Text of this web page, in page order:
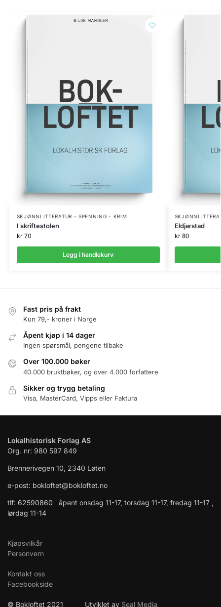
SKJØNNLITTERATUR - SPENNING - KRIM
I skriftestolen
kr70
Legg i handlekurv
Eldjarstad
kr80
Fast pris på frakt
Kun 79,- kroner i Norge
Åpent kjøp i 14 dager
Ingen spørsmål, pengene tilbake
Over 100.000 bøker
40.000 bruktbøker, og over 4.000 forfattere
Sikker og trygg betaling
Visa, MasterCard, Vipps eller Faktura
Lokalhistorisk Forlag AS
Org. nr: 980 597 849
Brennerivegen 10, 2340 Løten
e-post: bokloftet@bokloftet.no
tlf: 62590860 åpent onsdag 11-17, torsdag 11-17, fredag 11-17 ,
lørdag 11-14
Kjøpsvilkår
Personvern
Kontakt oss
Facebookside
© Bokloftet 2021 Utviklet av Seal Media